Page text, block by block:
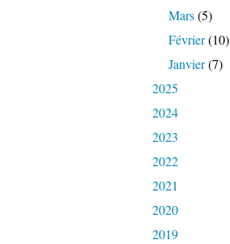
Mars(5)
Février(10)
Janvier(7)
2025
2024
2023
2022
2021
2020
2019